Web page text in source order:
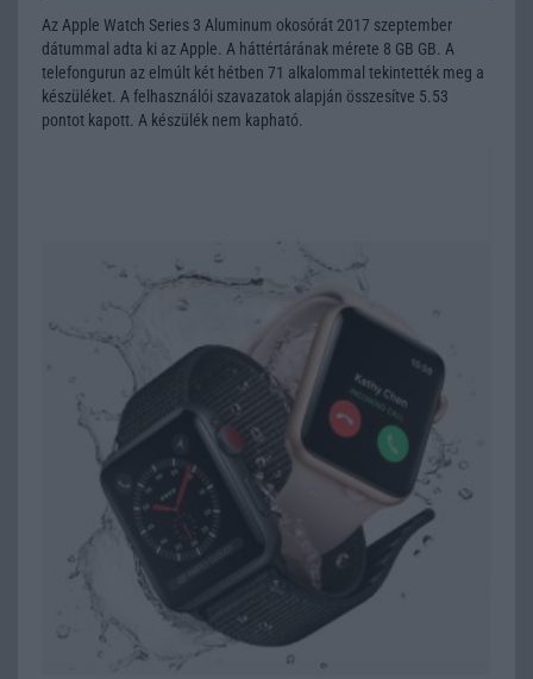
Az Apple Watch Series 3 Aluminum okosórát 2017 szeptember
dátummal adta ki az Apple. A háttértárának mérete 8 GB GB. A
telefongurun az elmúlt két hétben 71 alkalommal tekintették meg a
készüléket. A felhasználói szavazatok alapján összesítve 5.53
pontot kapott. A készülék nem kapható.